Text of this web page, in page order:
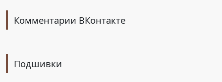
Комментарии ВКонтакте
Подшивки